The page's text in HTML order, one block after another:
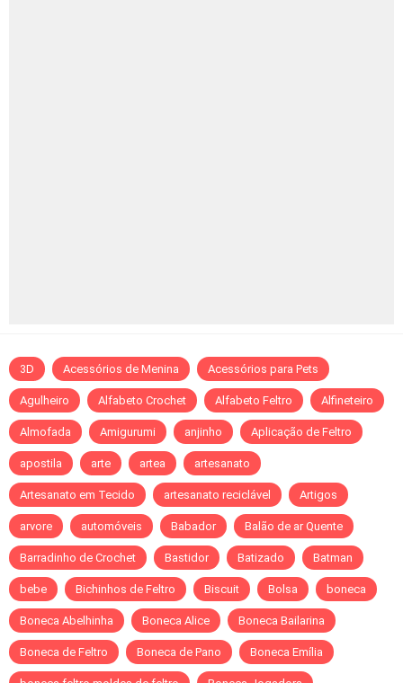
3D Acessórios de Menina Acessórios para Pets
Agulheiro Alfabeto Crochet Alfabeto Feltro Alfineteiro
Almofada Amigurumi anjinho Aplicação de Feltro
apostila arte artea artesanato
Artesanato em Tecido artesanato reciclável Artigos
arvore automóveis Babador Balão de ar Quente
Barradinho de Crochet Bastidor Batizado Batman
bebe Bichinhos de Feltro Biscuit Bolsa boneca
Boneca Abelhinha Boneca Alice Boneca Bailarina
Boneca de Feltro Boneca de Pano Boneca Emília